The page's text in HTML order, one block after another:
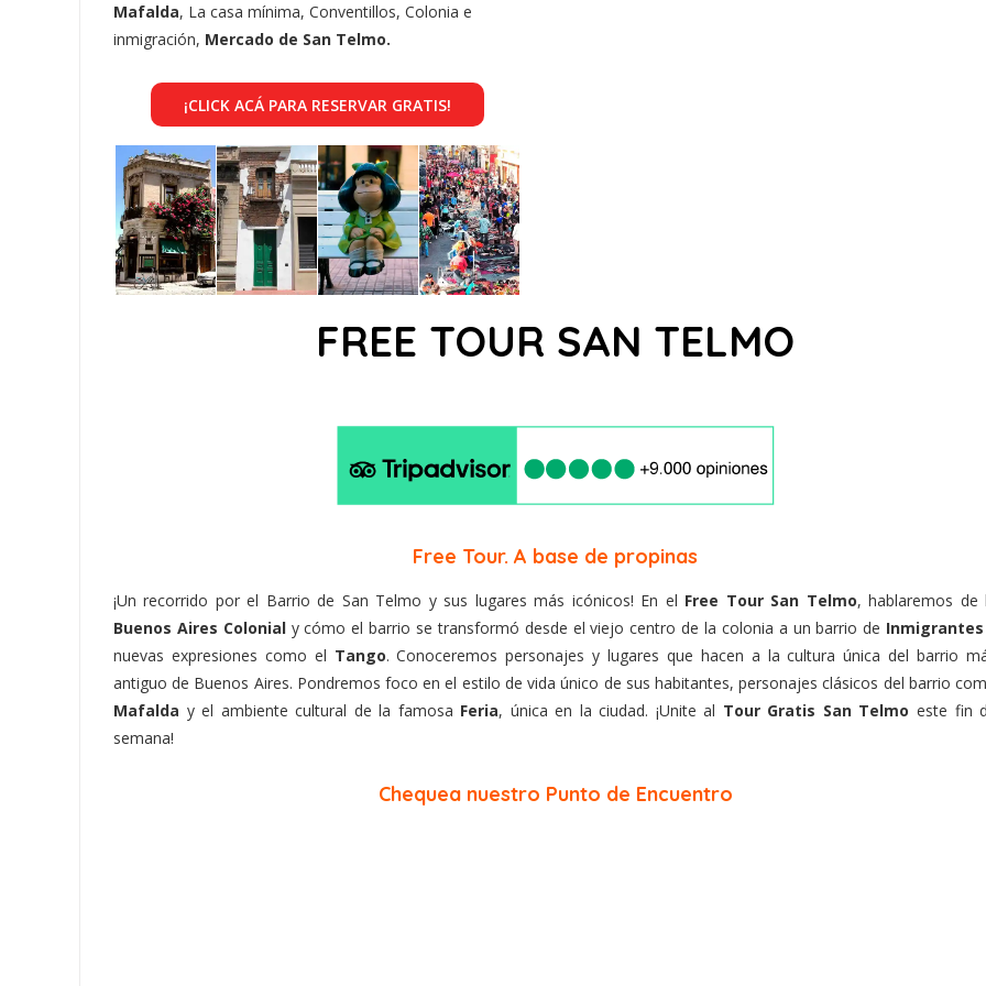
Mafalda, La casa mínima, Conventillos, Colonia e
inmigración, Mercado de San Telmo.
¡CLICK ACÁ PARA RESERVAR GRATIS!
FREE TOUR SAN TELMO
Free Tour. A base de propinas
¡Un recorrido por el Barrio de San Telmo y sus lugares más icónicos! En el Free Tour San Telmo, hablaremos de
Buenos Aires Colonialy cómo el barrio se transformó desde el viejo centro de la colonia a un barrio de Inmigrantes
nuevas expresiones como el Tango. Conoceremos personajes y lugares que hacen a la cultura única del barrio
antiguo de Buenos Aires. Pondremos foco en el estilo de vida único de sus habitantes, personajes clásicos del barrio
Mafalda y el ambiente cultural de la famosa Feria, única en la ciudad. ¡Unite al Tour Gratis San Telmo este fin
semana!
Chequea nuestro Punto de Encuentro